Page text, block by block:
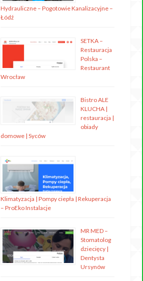
Hydrauliczne – Pogotowie Kanalizacyjne –
Łódź
SETKA –
Restauracja
Polska –
Restaurant
Wrocław
Bistro ALE
KLUCHA |
restauracja |
obiady
domowe | Syców
Klimatyzacja | Pompy ciepła | Rekuperacja
– ProEko Instalacje
MR MED –
Stomatolog
dziecięcy |
Dentysta
Ursynów